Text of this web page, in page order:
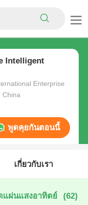
Intelligent
Enterprise
China
พูดคุยกันตอนนี้
เกี่ยวกับเรา
แผ่นแสงอาทิตย์ (62)